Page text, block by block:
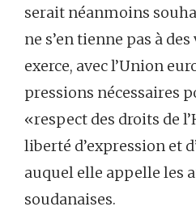
serait néanmoins
ne s’en tienne pas à
exerce, avec l’Union
pressions nécessaires
«respect des droits de
liberté d’expression et
auquel elle appelle les
soudanaises.